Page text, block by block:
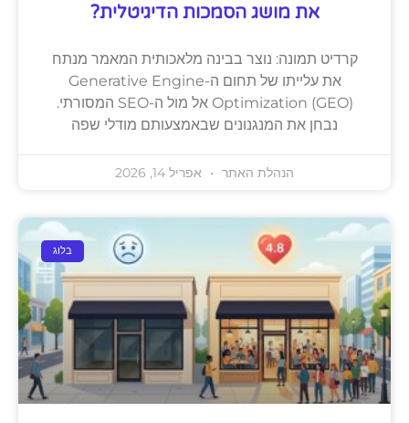
את מושג הסמכות הדיגיטלית?
קרדיט תמונה: נוצר בבינה מלאכותית המאמר מנתח
את עלייתו של תחום ה-Generative Engine
Optimization (GEO) אל מול ה-SEO המסורתי.
נבחן את המנגנונים שבאמצעותם מודלי שפה
הנהלת האתר אפריל 14, 2026
בלוג